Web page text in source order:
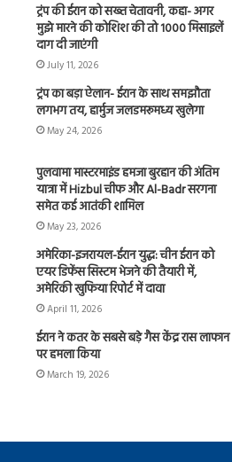
ट्रंप की ईरान को सख्त चेतावनी, कहा- अगर
मुझे मारने की कोशिश की तो 1000 मिसाइलें
दाग दी जाएंगी
July 11, 2026
ट्रंप का बड़ा ऐलान- ईरान के साथ समझौता
लगभग तय, हार्मुज जलडमरूमध्य खुलेगा
May 24, 2026
पुलवामा मास्टरमाइंड हमजा बुरहान की अंतिम
यात्रा में Hizbul चीफ और Al-Badr सरगना
समेत कई आतंकी शामिल
May 23, 2026
अमेरिका-इजरायल-ईरान युद्ध: चीन ईरान को
एयर डिफेंस सिस्टम भेजने की तैयारी में,
अमेरिकी खुफिया रिपोर्ट में दावा
April 11, 2026
ईरान ने कतर के सबसे बड़े गैस केंद्र रास लाफान
पर हमला किया
March 19, 2026